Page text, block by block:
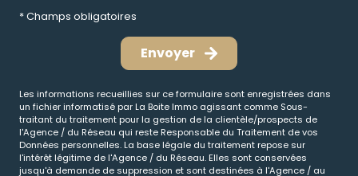
* Champs obligatoires
Envoyer
Les informations recueillies sur ce formulaire sont enregistrées dans
un fichier informatisé par La Boite Immo agissant comme Sous-
traitant du traitement pour la gestion de la clientèle/prospects de
l'Agence / du Réseau qui reste Responsable du Traitement de vos
Données personnelles. La base légale du traitement repose sur
l'intérêt légitime de l'Agence / du Réseau. Elles sont conservées
jusqu'à demande de suppression et sont destinées à l'Agence / au